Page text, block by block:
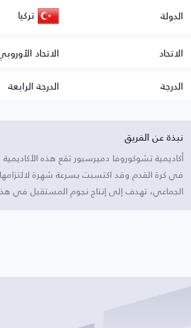
الدولة تركيا
الاتحاد
الاتحاد
الدرجة
الدرجة الرابعة
نبذة عن الفريق
أكاديمية تشوكوروفا دميرسبور تقع هذه
في كرة القدم وقد اكتسبت بسرعة شهرة
الجماعي، تهدف إلى إنتاج نجوم المستقبل في